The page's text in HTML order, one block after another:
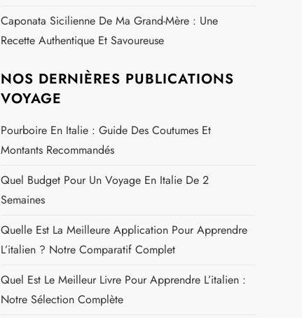
Caponata Sicilienne De Ma Grand-Mère : Une
Recette Authentique Et Savoureuse
NOS DERNIÈRES PUBLICATIONS
VOYAGE
Pourboire En Italie : Guide Des Coutumes Et
Montants Recommandés
Quel Budget Pour Un Voyage En Italie De 2
Semaines
Quelle Est La Meilleure Application Pour Apprendre
L’italien ? Notre Comparatif Complet
Quel Est Le Meilleur Livre Pour Apprendre L’italien :
Notre Sélection Complète